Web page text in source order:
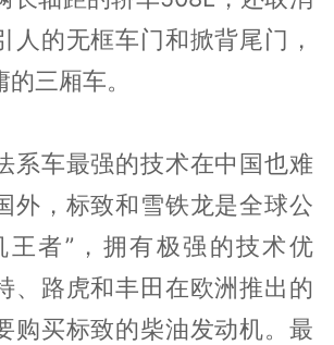
人的无框车门和掀背尾门，
三厢车。
系车最强的技术在中国也难
外，标致和雪铁龙是全球公
王者”，拥有极强的技术优
、路虎和丰田在欧洲推出的
购买标致的柴油发动机。最